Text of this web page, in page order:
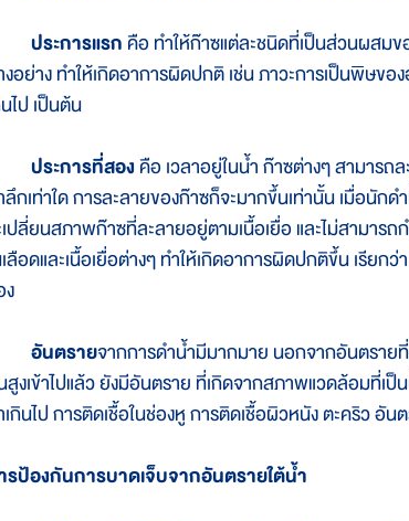
ประการแรกคือ ทำให้ก๊าซแต่ละชนิดที่เป็นส่วนผสม
อย่าง ทำให้เกิดอาการผิดปกติ เช่น ภาวะการเป็นพิษขอ
ไป เป็นต้น
ประการที่สองคือ เวลาอยู่ในน้ำ ก๊าซต่างๆ สามารถ
กเท่าใด การละลายของก๊าซก็จะมากขึ้นเท่านั้น เมื่อนั
ปลี่ยนสภาพก๊าซที่ละลายอยู่ตามเนื้อเยื่อ และไม่สามา
ลือดและเนื้อเยื่อต่างๆ ทำให้เกิดอาการผิดปกติขึ้น เรีย
อันตรายจากการดำน้ำมีมากมาย นอกจากอันตราย
งเข้าไปแล้ว ยังมีอันตราย ที่เกิดจากสภาพแวดล้อมที่เ
กินไป การติดเชื้อในช่องหู การติดเชื้อผิวหนัง ตะคริว อั
รป้องกันการบาดเจ็บจากอันตรายใต้น้ำ